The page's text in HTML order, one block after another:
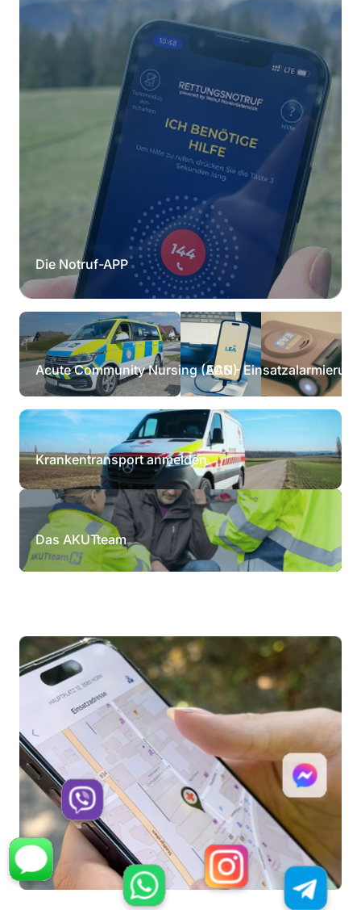
Die Notruf-APP
Acute Community Nursing (ACN)
EAS -
Krankentransport anmelden
Das AKUTteam